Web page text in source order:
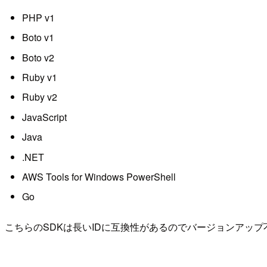
PHP v1
Boto v1
Boto v2
Ruby v1
Ruby v2
JavaScript
Java
.NET
AWS Tools for Windows PowerShell
Go
こちらのSDKは長いIDに互換性があるのでバージョンアップ